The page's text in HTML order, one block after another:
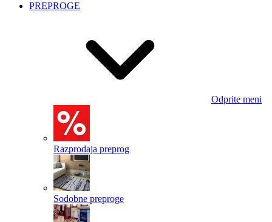
PREPROGE
Odprite meni
Razprodaja preprog
Sodobne preproge